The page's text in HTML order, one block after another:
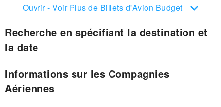
Ouvrir - Voir Plus de Billets d'Avion Budget
Recherche en spécifiant la destination et
la date
Informations sur les Compagnies
Aériennes